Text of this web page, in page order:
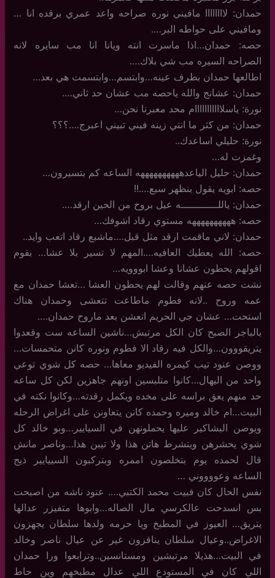
حمدان: لاااااااا مافيني نوره صراحه واعد عمري برقده انا …
ومافيني على حواطه البر….
حصه: حمدان…اذا ماسرت انته ويانا انا مب سايره لانه
الصراحه السيره مب شي بلاك….
اطالعها حمدان بطرف عينه…وابتسم…وابتسمت هي بعد…
حمدان: عشانج والله ياحصه مب عشان حد ثاني….
نورة: ياسلااااااااااام محد معبرنا نحن…
حمدان: من كثر ما انتي زينه فيني تبيني اعبرج….؟؟؟
نورة: حليلي اساعدك..
وغمزت له…
حمدان: حليل الياعدههههههههههه الساعه كم بتسيرون…
حصه: ابويه يقول بنظهر سبع….!!
حمدان: ياللــــــــــــه عيل بروح من الحين ارقد….
حصه: ههههههههههه مستوي رقاد اشوفك…
حمدان: لاني ماقمت ارقد مثل قبل….ماشبع رقاد اتعب وايد..
حصه: الله يعطيك العافيه….المهم لا تسير بلا عشا… بقوم
اقولهم يحطون عشانا وعشا ابووويه…
نشت حصه عنهم وقالت لهم يحطون العشا …تعشا حمدان مع
عمه وروح ..لانه فطوم ماطاعت تتعشى وحمدان هناك
استحت… عشان جي الحريم اتعشن بعد ماروح حمدان….
بالباجر الصبح كان الكل مرتبش…ناشين الساعه ست وقعدوا
يتريقووون…والكل فيه رقاد الا فطوم ونوره كانن متحمسات…
ووصن عنود تيب كيمره الفيديو معاها… حصه كل شوي توعي
واحد من اليهال…كانوا متلبسين اونهم جاهزين لكن كل ساعه
حد منهم يعق براسه على مخده ويكمل رقدته…وكانوا نكته في
البيت…ام خالد وميره وحمده كانن يتعاونن على اغراض الرحله
ويوصن البشاكير عليها يحملونهن في السيايير…وبو خالد كل
شوي يحشرهن ويتشرط هاتن هذا ولا تيبن هذا…وناصر مانش
قال لحمده يوم بتخلصون اممره وبتركبون السييايير ذيج
الساعه وعووووني …
نفس الحال كان فبيت محمد الكتبي…. عنود ناشه من اصبحت
بس انسدحت عالكرسي مال الصاله…وابوها متفيزر عدالها
يتريق… العيوز في المطبخ ويا حرمه ولدها سلطان يجهزون
الاغراض..وعيال سلطان يناقزون غير عن عيال ناصر وخالد
في البيت…هذيلا مرتبشين ومستانسين..وترابعوا ورا حمدان
اللي كان في المستودع اللي عدال مطبخهم وين حاط